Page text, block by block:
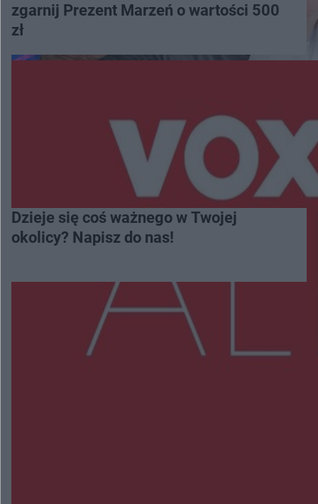
zgarnij Prezent Marzeń o wartości 500
zł
Dzieje się coś ważnego w Twojej
okolicy? Napisz do nas!
Więcej